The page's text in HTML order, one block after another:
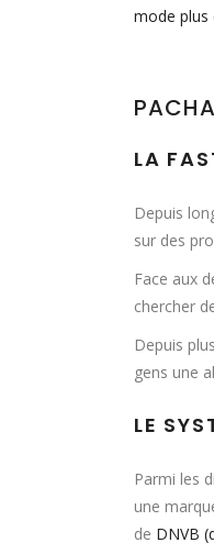
mode plus
LA
Depuis
sur des
Face aux
chercher
Depuis
gens une
LE
Parmi les
une
de DNVB